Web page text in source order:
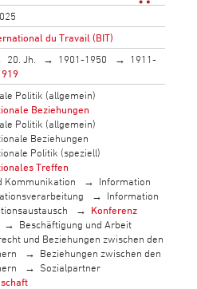
du Travail (BIT)
20. Jh. 1901-1950
1911-
Politik (allgemein)
Beziehungen
Politik (allgemein)
Beziehungen
Politik (speziell)
Treffen
Kommunikation
Information
Information
Konferenz
Beschäftigung und Arbeit
und Beziehungen zwischen den
Beziehungen zwischen den
Sozialpartner